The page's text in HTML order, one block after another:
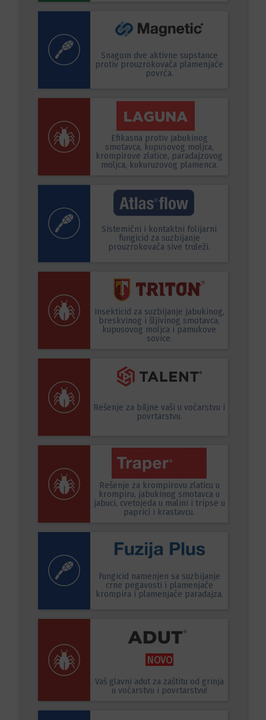
Snagom dve aktivne supstance
protiv prouzrokovača plamenjače
povrća.
Efikasna protiv jabukinog
smotavca, kupusovog moljca,
krompirove zlatice, paradajzovog
moljca, kukuruzovog plamenca.
Sistemični i kontaktni folijarni
fungicid za suzbijanje
prouzrokovača sive truleži.
Insekticid za suzbijanje jabukinog,
breskvinog i šljivinog smotavca,
kupusovog moljca i pamukove
sovice.
Rešenje za biljne vaši u voćarstvu i
povrtarstvu.
Rešenje za krompirovu zlaticu u
krompiru, jabukinog smotavca u
jabuci, cvetojeda u malini i tripse u
paprici i krastavcu.
Fungicid namenjen sa suzbijanje
crne pegavosti i plamenjače
krompira i plamenjače paradajza.
NOVO
Vaš glavni adut za zaštitu od grinja
u voćarstvu i povrtarstvu!